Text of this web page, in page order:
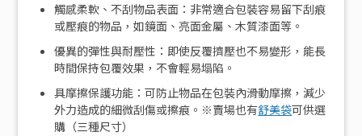
觸感柔軟、不刮物品表面：非常適合包裝容易留下刮痕
或壓痕的物品，如鏡面、亮面金屬、木質漆面等。
優異的彈性與耐壓性：即使反覆擠壓也不易變形，能長
時間保持包覆效果，不會輕易塌陷。
具摩擦保護功能：可防止物品在包裝內滑動摩擦，減少
外力造成的細微刮傷或擦痕。※賣場也有舒美袋可供選
購（三種尺寸）